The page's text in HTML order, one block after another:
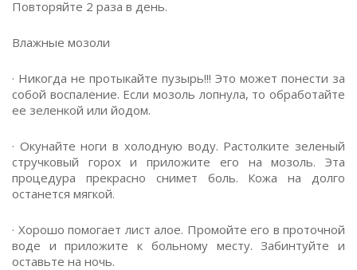
Повторяйте 2 раза в день.
Влажные мозоли
· Никогда не протыкайте пузырь!!! Это может понести за
собой воспаление. Если мозоль лопнула, то обработайте
ее зеленкой или йодом.
· Окунайте ноги в холодную воду. Растолките зеленый
стручковый горох и приложите его на мозоль. Эта
процедура прекрасно снимет боль. Кожа на долго
останется мягкой.
· Хорошо помогает лист алое. Промойте его в проточной
воде и приложите к больному месту. Забинтуйте и
оставьте на ночь.